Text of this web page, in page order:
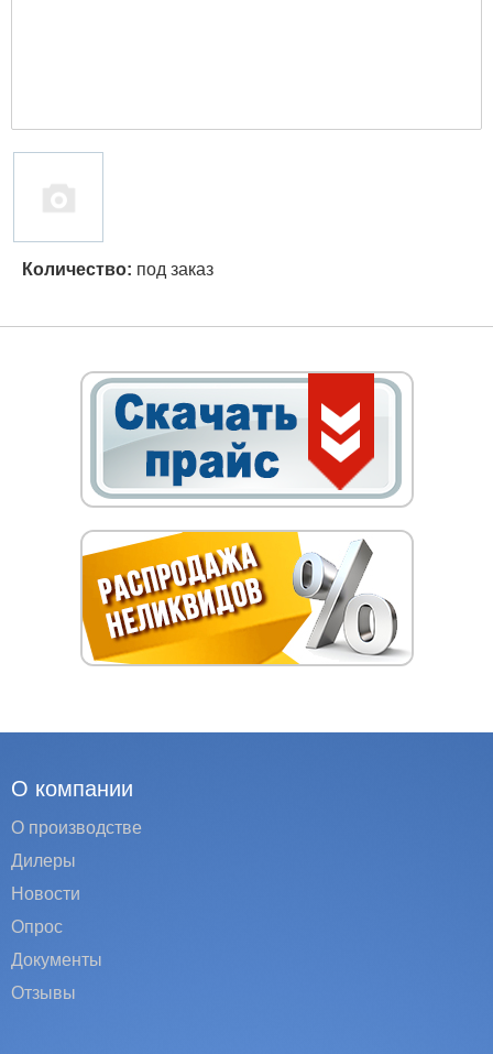
Количество: под заказ
О компании
О производстве
Дилеры
Новости
Опрос
Документы
Отзывы